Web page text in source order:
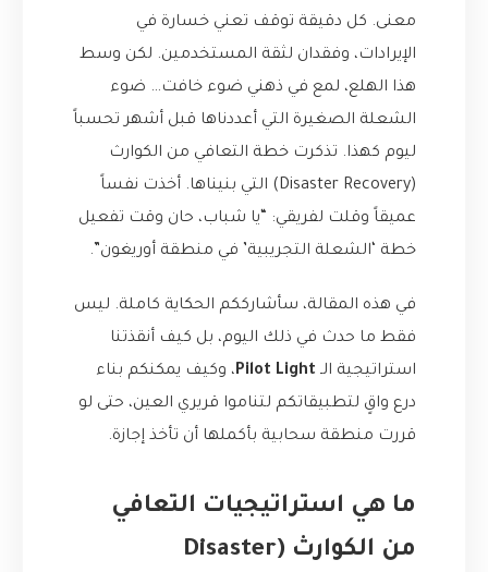
معنى. كل دقيقة توقف تعني خسارة في
الإيرادات، وفقدان لثقة المستخدمين. لكن وسط
هذا الهلع، لمع في ذهني ضوء خافت… ضوء
الشعلة الصغيرة التي أعددناها قبل أشهر تحسباً
ليوم كهذا. تذكرت خطة التعافي من الكوارث
(Disaster Recovery) التي بنيناها. أخذت نفساً
عميقاً وقلت لفريقي: “يا شباب، حان وقت تفعيل
خطة ‘الشعلة التجريبية’ في منطقة أوريغون”.
في هذه المقالة، سأشارككم الحكاية كاملة. ليس
فقط ما حدث في ذلك اليوم، بل كيف أنقذتنا
استراتيجية الـ Pilot Light، وكيف يمكنكم بناء
درع واقٍ لتطبيقاتكم لتناموا قريري العين، حتى لو
قررت منطقة سحابية بأكملها أن تأخذ إجازة.
ما هي استراتيجيات التعافي
من الكوارث (Disaster